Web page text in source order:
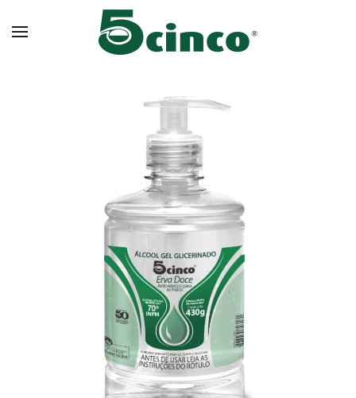
Skip to main content